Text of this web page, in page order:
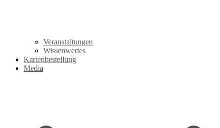
Veranstaltungen
Wissenwertes
Kartenbestellung
Media